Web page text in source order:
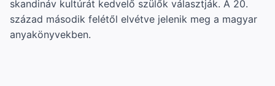
skandináv kultúrát kedvelő szülők választják. A 20.
század második felétől elvétve jelenik meg a magyar
anyakönyvekben.